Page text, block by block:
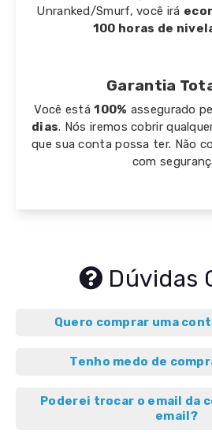
Unranked/Smurf, você irá
100 horas de
Garantia
Você está100% assegurado
dias. Nós iremos cobrir
que sua conta possa ter. Não
com
Dúvidas
Quero comprar uma
Tenho medo de
Poderei trocar o email da
email?